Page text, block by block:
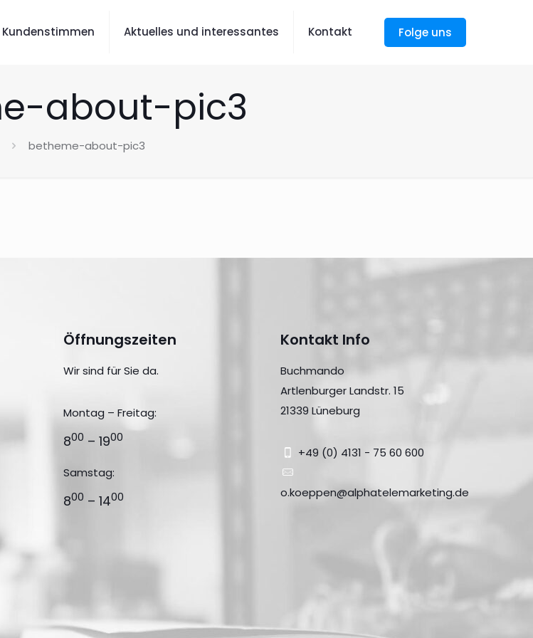
Kundenstimmen Aktuelles und interessantes Kontakt Folge uns
about-pic3
betheme-about-pic3
Öffnungszeiten
Wir sind für Sie da.
Montag – Freitag:
800 – 1900
Samstag:
800 – 1400
Kontakt Info
Buchmando
Artlenburger Landstr. 15
21339 Lüneburg
+49 (0) 4131 - 75 60 600
o.koeppen@alphatelemarketing.de